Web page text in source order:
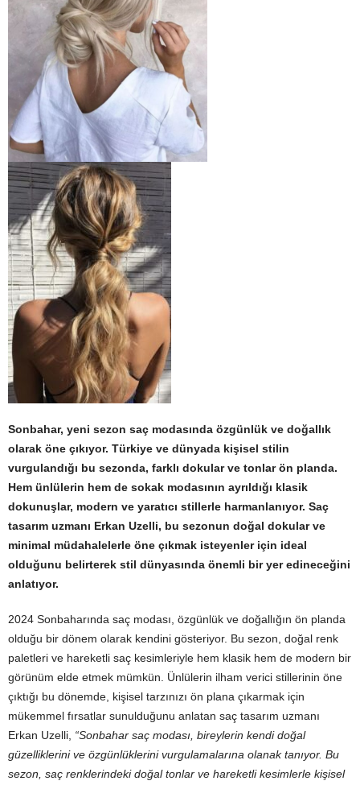
Sonbahar, yeni sezon saç modasında özgünlük ve doğallık
olarak öne çıkıyor. Türkiye ve dünyada kişisel stilin
vurgulandığı bu sezonda, farklı dokular ve tonlar ön planda.
Hem ünlülerin hem de sokak modasının ayrıldığı klasik
dokunuşlar, modern ve yaratıcı stillerle harmanlanıyor. Saç
tasarım uzmanı Erkan Uzelli, bu sezonun doğal dokular ve
minimal müdahalelerle öne çıkmak isteyenler için ideal
olduğunu belirterek stil dünyasında önemli bir yer edineceğini
anlatıyor.
2024 Sonbaharında saç modası, özgünlük ve doğallığın ön planda
olduğu bir dönem olarak kendini gösteriyor. Bu sezon, doğal renk
paletleri ve hareketli saç kesimleriyle hem klasik hem de modern bir
görünüm elde etmek mümkün. Ünlülerin ilham verici stillerinin öne
çıktığı bu dönemde, kişisel tarzınızı ön plana çıkarmak için
mükemmel fırsatlar sunulduğunu anlatan saç tasarım uzmanı
Erkan Uzelli, “Sonbahar saç modası, bireylerin kendi doğal
güzelliklerini ve özgünlüklerini vurgulamalarına olanak tanıyor. Bu
sezon, saç renklerindeki doğal tonlar ve hareketli kesimlerle kişisel